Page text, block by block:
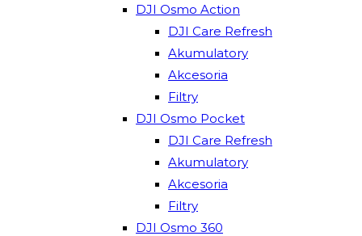
DJI Osmo Action
DJI Care Refresh
Akumulatory
Akcesoria
Filtry
DJI Osmo Pocket
DJI Care Refresh
Akumulatory
Akcesoria
Filtry
DJI Osmo 360